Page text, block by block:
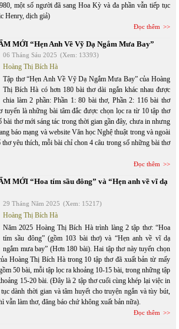
một số người đã sang Hoa Kỳ và đa phần vẫn tiếp tục
Henry, dịch giả)
Đọc thêm
MỚI “Hẹn Anh Về Vỹ Dạ Ngắm Mưa Bay”
06 Tháng Sáu 2025 (Xem: 13393)
Hoàng Thị Bích Hà
Tập thơ “Hẹn Anh Về Vỹ Dạ Ngắm Mưa Bay” của Hoàng
Thị Bích Hà có hơn 180 bài thơ dài ngắn khác nhau được
chia làm 2 phần: Phần 1: 80 bài thơ, Phần 2: 116 bài thơ
tuyển là những bài tâm đắc được chọn lọc ra từ 10 tập thơ
bài thơ mới sáng tác trong thời gian gần đây, chưa in nhưng
báo mạng và website Văn học Nghệ thuật trong và ngoài
yêu thích, mỗi bài chỉ chon 4 câu trong số những bài thơ
Đọc thêm
MỚI “Hoa tím sầu đông” và “Hẹn anh về vĩ dạ
29 Tháng Năm 2025 (Xem: 15217)
Hoàng Thị Bích Hà
Năm 2025 Hoàng Thị Bích Hà trình làng 2 tập thơ: “Hoa
tím sầu đông” (gồm 103 bài thơ) và “Hẹn anh về vĩ dạ
ngắm mưa bay” (Hơn 180 bài). Hai tập thơ này tuyển chọn
Hoàng Thị Bích Hà trong 10 tập thơ đã xuất bản từ mấy
50 bài, mỗi tập lọc ra khoảng 10-15 bài, trong những tập
15-20 bài. (Đây là 2 tập thơ cuối cùng khép lại việc in
dành thời gian và tâm huyết cho truyện ngắn và tùy bút,
vẫn làm thơ, đăng báo chứ không xuất bản nữa).
Đọc thêm